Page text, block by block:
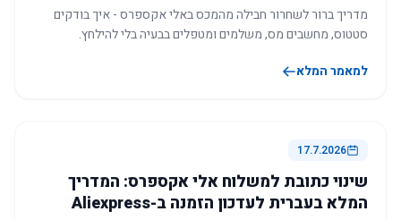
מדריך ברור לשחרור חבילה מהמכס באלי אקספרס - איך בודקים
סטטוס, מחשבים מס, משלמים ומטפלים בבעיה בלי להילחץ.
למאמר המלא
17.7.2026
שינוי כתובת למשלוח אלי אקספרס: המדריך
המלא בעברית לעדכון הזמנה ב-Aliexpress